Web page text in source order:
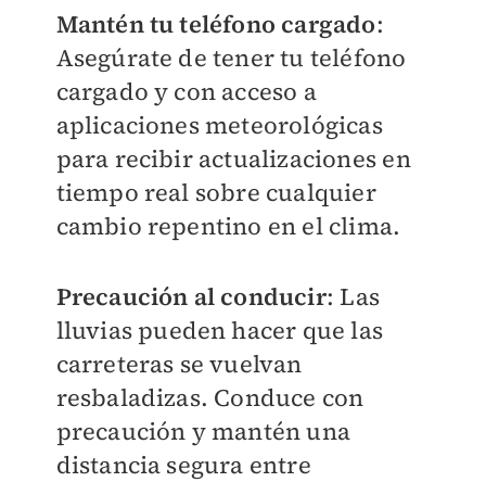
Mantén tu teléfono cargado:
Asegúrate de tener tu teléfono
cargado y con acceso a
aplicaciones meteorológicas
para recibir actualizaciones en
tiempo real sobre cualquier
cambio repentino en el clima.
Precaución al conducir: Las
lluvias pueden hacer que las
carreteras se vuelvan
resbaladizas. Conduce con
precaución y mantén una
distancia segura entre